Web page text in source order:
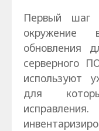
Первый шаг
окружение
обновления
серверного
используют
для